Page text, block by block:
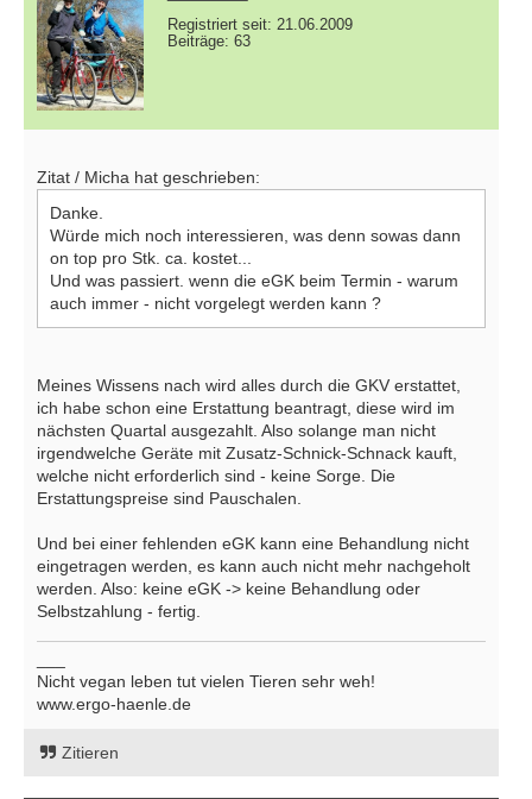
Registriert seit: 21.06.2009
Beiträge: 63
Zitat / Micha hat geschrieben:
Danke.
Würde mich noch interessieren, was denn sowas dann
on top pro Stk. ca. kostet...
Und was passiert. wenn die eGK beim Termin - warum
auch immer - nicht vorgelegt werden kann ?
Meines Wissens nach wird alles durch die GKV erstattet,
ich habe schon eine Erstattung beantragt, diese wird im
nächsten Quartal ausgezahlt. Also solange man nicht
irgendwelche Geräte mit Zusatz-Schnick-Schnack kauft,
welche nicht erforderlich sind - keine Sorge. Die
Erstattungspreise sind Pauschalen.
Und bei einer fehlenden eGK kann eine Behandlung nicht
eingetragen werden, es kann auch nicht mehr nachgeholt
werden. Also: keine eGK -> keine Behandlung oder
Selbstzahlung - fertig.
Nicht vegan leben tut vielen Tieren sehr weh!
www.ergo-haenle.de
Zitieren